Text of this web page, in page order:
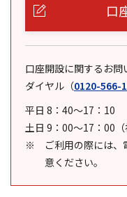
口
口座開設に関するお
ダイヤル （0120-566-
平日 8：40～17：10
土日 9：00～17：00（
ご利用の際には
意ください。